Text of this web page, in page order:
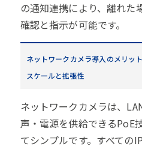
の通知連携により、離れた
確認と指示が可能です。
ネットワークカメラ導入のメリッ
スケールと拡張性
ネットワークカメラは、
声・電源を供給できるPoE
てシンプルです。すべての